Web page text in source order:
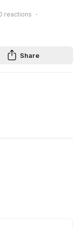
reactions
Share